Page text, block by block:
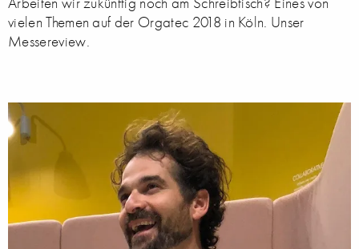
vielen Themen auf der Orgatec 2018 in Köln. Unser
Messereview.